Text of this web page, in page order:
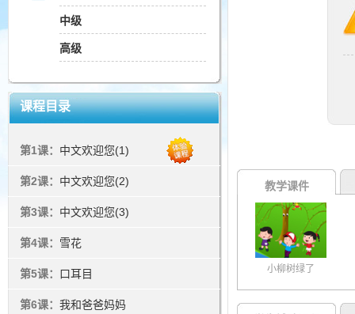
中级
高级
课程目录
第1课： 中文欢迎您(1)
第2课： 中文欢迎您(2)
第3课： 中文欢迎您(3)
第4课： 雪花
第5课： 口耳目
第6课： 我和爸爸妈妈
教学课件
小柳树绿了